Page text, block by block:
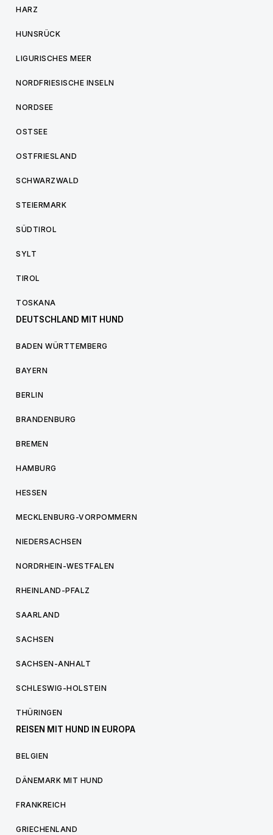
HARZ
HUNSRÜCK
LIGURISCHES MEER
NORDFRIESISCHE INSELN
NORDSEE
OSTSEE
OSTFRIESLAND
SCHWARZWALD
STEIERMARK
SÜDTIROL
SYLT
TIROL
TOSKANA
DEUTSCHLAND MIT HUND
BADEN WÜRTTEMBERG
BAYERN
BERLIN
BRANDENBURG
BREMEN
HAMBURG
HESSEN
MECKLENBURG-VORPOMMERN
NIEDERSACHSEN
NORDRHEIN-WESTFALEN
RHEINLAND-PFALZ
SAARLAND
SACHSEN
SACHSEN-ANHALT
SCHLESWIG-HOLSTEIN
THÜRINGEN
REISEN MIT HUND IN EUROPA
BELGIEN
DÄNEMARK MIT HUND
FRANKREICH
GRIECHENLAND